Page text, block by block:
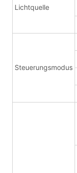
Lichtquelle
Steuerungsmodus